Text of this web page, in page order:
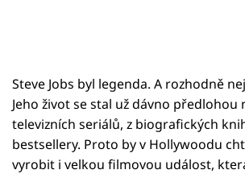
Steve Jobs byl legenda. A rozhodně
Jeho život se stal už dávno
televizních seriálů, z biografických
bestsellery. Proto by v Hollywoodu
vyrobit i velkou filmovou událost,